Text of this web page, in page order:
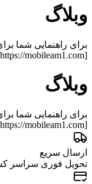
وبلاگ
برای راهنمایی شما
[https://mobileam1.com/] [/uploads/editor/6e1bc2.png]
وبلاگ
برای راهنمایی شما
[https://mobileam1.com/] [/uploads/editor/6e1bc2.png]
ارسال سریع
تحویل فوری سراسر